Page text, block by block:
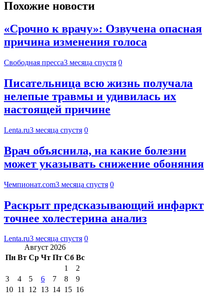
Похожие новости
«Срочно к врачу»: Озвучена опасная
причина изменения голоса
Свободная пресса3 месяца спустя 0
Писательница всю жизнь получала
нелепые травмы и удивилась их
настоящей причине
Lenta.ru3 месяца спустя 0
Врач объяснила, на какие болезни
может указывать снижение обоняния
Чемпионат.com3 месяца спустя 0
Раскрыт предсказывающий инфаркт
точнее холестерина анализ
Lenta.ru3 месяца спустя 0
Август 2026
Пн Вт Ср Чт Пт Сб Вс
1
2
3
4 5 6 7 8
9
10 11 12 13 14 15 16